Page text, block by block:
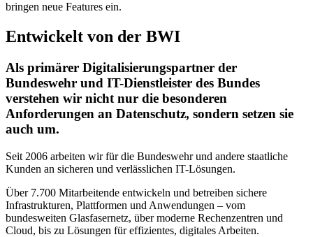
bringen neue Features ein.
Entwickelt von der BWI
Als primärer Digitalisierungspartner der
Bundeswehr und IT-Dienstleister des Bundes
verstehen wir nicht nur die besonderen
Anforderungen an Datenschutz, sondern setzen sie
auch um.
Seit 2006 arbeiten wir für die Bundeswehr und andere staatliche
Kunden an sicheren und verlässlichen IT-Lösungen.
Über 7.700 Mitarbeitende entwickeln und betreiben sichere
Infrastrukturen, Plattformen und Anwendungen – vom
bundesweiten Glasfasernetz, über moderne Rechenzentren und
Cloud, bis zu Lösungen für effizientes, digitales Arbeiten.